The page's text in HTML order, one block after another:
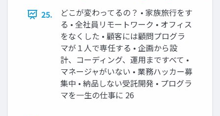
25.
どこが変わってるの？ • 家族旅行をす
る • 全社員リモートワーク • オフィス
をなくした • 顧客には顧問プログラ
マが１人で専任する • 企画から設
計、コーディング、運用まですべて •
マネージャがいない • 業務ハッカー募
集中 • 納品しない受託開発 • プログラ
マを一生の仕事に 26